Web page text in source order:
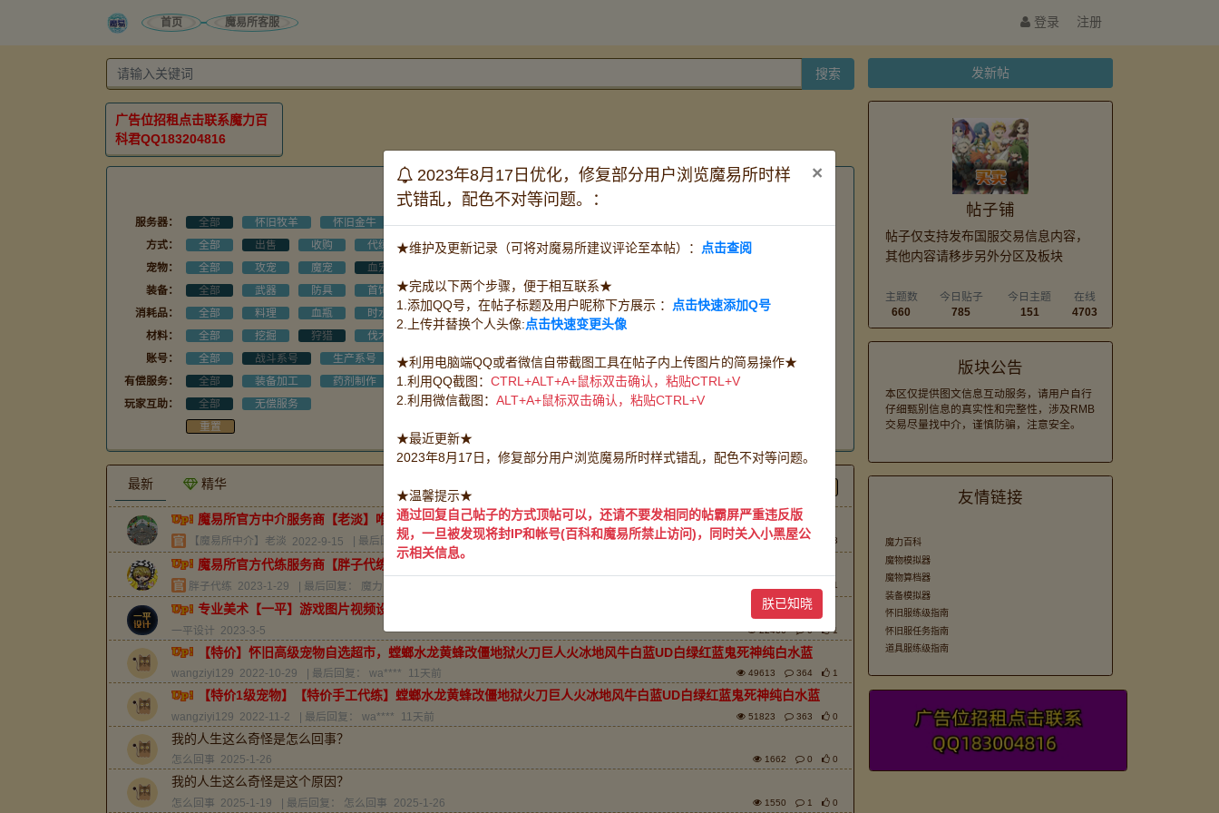
首页 魔易所客服 登录 注册
搜索
广告位招租点击联系魔力百
科君QQ183204816
帖子铺
服务器： 全部 怀旧牧羊 怀旧金牛
方式：
全部 出售 收购
代练
宠物：
全部 攻宠 魔宠 血宠
装备：
全部 武器 防具 首饰 水晶
PK装
消耗品：
全部 料理 血瓶 时水 技能草 精华 改图 其他消耗品
魔币(游戏币)
材料：
全部 挖掘 狩猎 伐木
账号：
全部 战斗系号 生产系号 服务系号
采集系号
有偿服务：
全部 装备加工 药剂制作 料理烹饪 物品鉴定 救死扶伤
带路开门
玩家互助：
全部
无偿服务
重置
最新 精华
魔易所官方中介服务商【老淡】唯一QQ383875411，承接全区服中介业务。
【魔易所中介】老淡 2022-9-15 | 最后回复： 魔力百科君 2025-1-10 42384 14 3
魔易所官方代练服务商【胖子代练】：QQ1716375371
胖子代练 2023-1-29 | 最后回复： 魔力百科君 1
专业美术【一平】游戏图片视频设计QQ719627998
一平设计 2023-3-5 22466 0 1
【特价】怀旧高级宠物自选超市，螳螂水龙黄蜂改僵地狱火刀巨人火冰地风牛白蓝UD白绿红蓝鬼死神纯白水蓝
wangziyi129 2022-10-29 | 最后回复： wa**** 11天前 49613 364 1
【特价1级宠物】【特价手工代练】螳螂水龙黄蜂改僵地狱火刀巨人火冰地风牛白蓝UD白绿红蓝鬼死神纯白水蓝
wangziyi129 2022-11-2 | 最后回复： wa**** 11天前 51823 363 0
我的人生这么奇怪是怎么回事？
怎么回事 2025-1-26 1662 0 0
我的人生这么奇怪是这个原因？
怎么回事 2025-1-19 | 最后回复： 怎么回事 2025-1-26 1550 1 0
发新帖
帖子铺
帖子仅支持发布国服交易信息内容，
其他内容请移步另外分区及板块
主题数
660
今日贴子
785
今日主题
151
在线
4703
版块公告
本区仅提供图文信息互动服务，请用户自行
仔细甄别信息的真实性和完整性，涉及RMB
交易尽量找中介，谨慎防骗，注意安全。
友情链接
魔力百科
魔物模拟器
魔物算档器
装备模拟器
怀旧服练级指南
怀旧服任务指南
道具服练级指南
2023年8月17日优化，修复部分用户浏览魔易所时样
式错乱，配色不对等问题。：
×
★维护及更新记录（可将对魔易所建议评论至本帖）： 点击查阅
★完成以下两个步骤，便于相互联系★
1.添加QQ号，在帖子标题及用户昵称下方展示 ：
点击快速添加Q号
2.上传并替换个人头像:点击快速变更头像
★利用电脑端QQ或者微信自带截图工具在帖子内上传图片的简易操作★
1.利用QQ截图： CTRL+ALT+A+鼠标双击确认，粘贴CTRL+V
2.利用微信截图： ALT+A+鼠标双击确认，粘贴CTRL+V
★最近更新★
2023年8月17日，修复部分用户浏览魔易所时样式错乱，配色不对等问题。
★温馨提示★
通过回复自己帖子的方式顶帖可以，还请不要发相同的帖霸屏严重违反版
规，一旦被发现将封IP和帐号(百科和魔易所禁止访问)，同时关入小黑屋公
示相关信息。
朕已知晓